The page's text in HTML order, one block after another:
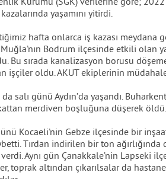
yaşamını yitirdi.
hafta onlarca iş kazası meydana
Bodrum ilçesinde etkili olan
Bu sırada kanalizasyon borusu
işçiler oldu. AKUT ekiplerinin
da salı günü Aydın’da yaşandı.
merdiven boşluğuna düşerek öldü.
Kocaeli’nin Gebze ilçesinde bir
Tırdan indirilen bir ton
Aynı gün Çanakkale’nin Lapseki
toprak altından çıkarılsalar da